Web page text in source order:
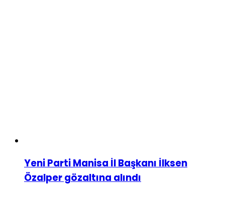
Yeni Parti Manisa İl Başkanı İlksen
Özalper gözaltına alındı